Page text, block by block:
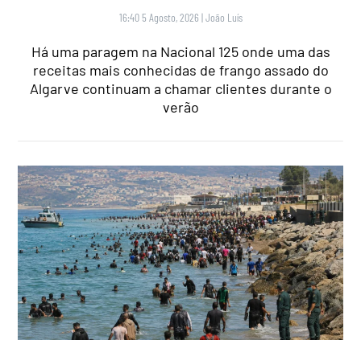
16:40 5 Agosto, 2026 |João Luís
Há uma paragem na Nacional 125 onde uma das
receitas mais conhecidas de frango assado do
Algarve continuam a chamar clientes durante o
verão